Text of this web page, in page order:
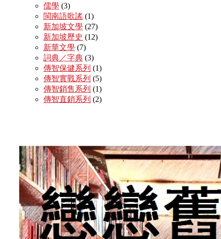
儒學 (3)
閩南語歌謠 (1)
新加坡文學 (27)
新加坡歷史 (12)
新華文學 (7)
詞典／字典 (3)
傳智保健系列 (1)
傳智實戰系列 (5)
傳智銷售系列 (1)
傳智直銷系列 (2)